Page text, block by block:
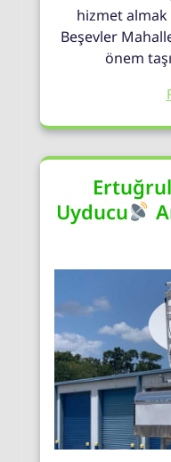
hizmet almak
Beşevler
önem
Uyducu